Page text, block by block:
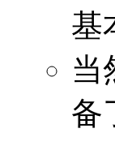
基
当
备